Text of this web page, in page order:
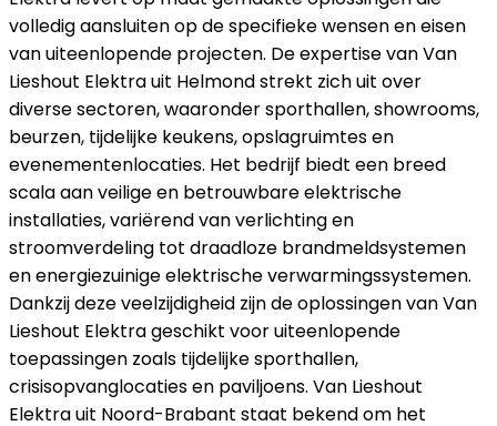
volledig aansluiten op de specifieke wensen en eisen
van uiteenlopende projecten. De expertise van Van
Lieshout Elektra uit Helmond strekt zich uit over
diverse sectoren, waaronder sporthallen, showrooms,
beurzen, tijdelijke keukens, opslagruimtes en
evenementenlocaties. Het bedrijf biedt een breed
scala aan veilige en betrouwbare elektrische
installaties, variërend van verlichting en
stroomverdeling tot draadloze brandmeldsystemen
en energiezuinige elektrische verwarmingssystemen.
Dankzij deze veelzijdigheid zijn de oplossingen van Van
Lieshout Elektra geschikt voor uiteenlopende
toepassingen zoals tijdelijke sporthallen,
crisisopvanglocaties en paviljoens. Van Lieshout
Elektra uit Noord-Brabant staat bekend om het